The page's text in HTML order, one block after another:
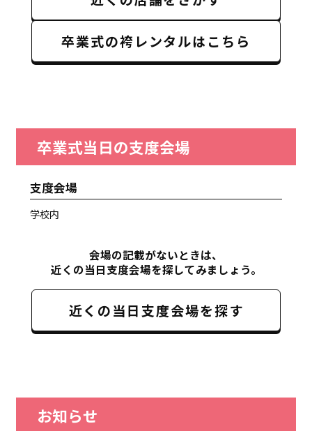
卒業式の袴レンタルはこちら
卒業式当日の支度会場
支度会場
学校内
会場の記載がないときは、
近くの当日支度会場を探してみましょう。
近くの当日支度会場を探す
お知らせ